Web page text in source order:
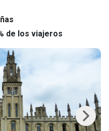
de los viajeros
Next